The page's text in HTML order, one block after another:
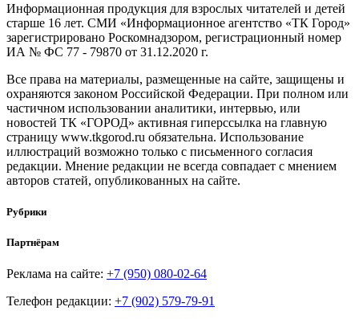
Информационная продукция для взрослых читателей и детей
старше 16 лет. СМИ «Информационное агентство «ТК Город»
зарегистрировано Роскомнадзором, регистрационный номер
ИА № ФС 77 - 79870 от 31.12.2020 г.
Все права на материалы, размещенные на сайте, защищены и
охраняются законом Российской Федерации. При полном или
частичном использовании аналитики, интервью, или
новостей ТК «ГОРОД» активная гиперссылка на главную
страницу www.tkgorod.ru обязательна. Использование
иллюстраций возможно только с письменного согласия
редакции. Мнение редакции не всегда совпадает с мнением
авторов статей, опубликованных на сайте.
Рубрики
Партнёрам
Реклама на сайте: +7 (950) 080-02-64
Телефон редакции: +7 (902) 579-79-91